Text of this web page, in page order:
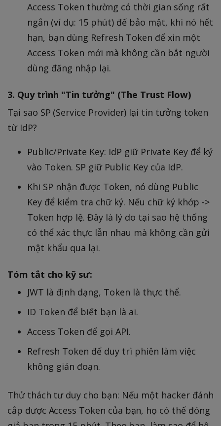
Access Token thường có thời gian sống rất
ngắn (ví dụ: 15 phút) để bảo mật, khi nó hết
hạn, bạn dùng Refresh Token để xin một
Access Token mới mà không cần bắt người
dùng đăng nhập lại.
3. Quy trình "Tin tưởng" (The Trust Flow)
Tại sao SP (Service Provider) lại tin tưởng token
từ IdP?
Public/Private Key: IdP giữ Private Key để ký
vào Token. SP giữ Public Key của IdP.
Khi SP nhận được Token, nó dùng Public
Key để kiểm tra chữ ký. Nếu chữ ký khớp ->
Token hợp lệ. Đây là lý do tại sao hệ thống
có thể xác thực lẫn nhau mà không cần gửi
mật khẩu qua lại.
Tóm tắt cho kỹ sư:
JWT là định dạng, Token là thực thể.
ID Token để biết bạn là ai.
Access Token để gọi API.
Refresh Token để duy trì phiên làm việc
không gián đoạn.
Thử thách tư duy cho bạn: Nếu một hacker đánh
cắp được Access Token của bạn, họ có thể đóng